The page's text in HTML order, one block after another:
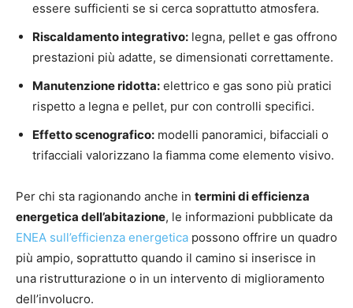
essere sufficienti se si cerca soprattutto atmosfera.
Riscaldamento integrativo: legna, pellet e gas offrono
prestazioni più adatte, se dimensionati correttamente.
Manutenzione ridotta: elettrico e gas sono più pratici
rispetto a legna e pellet, pur con controlli specifici.
Effetto scenografico: modelli panoramici, bifacciali o
trifacciali valorizzano la fiamma come elemento visivo.
Per chi sta ragionando anche in termini di efficienza
energetica dell’abitazione, le informazioni pubblicate da
ENEA sull’efficienza energetica possono offrire un quadro
più ampio, soprattutto quando il camino si inserisce in
una ristrutturazione o in un intervento di miglioramento
dell’involucro.